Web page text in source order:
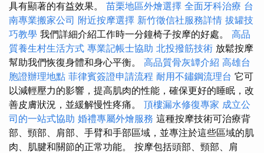
具有顯著的有益效果。 苗栗地區外燴選擇 全面牙科治療 台
南專業搬家公司 附近按摩選擇 新竹徵信社服務詳情 拔罐技
巧教學 我們詳細介紹工作時一分鐘椅子按摩的好處。 高品
質養生村生活方式 專業記帳士協助 北投撥筋技術 放鬆按摩
幫助我們恢復身體和身心平衡。 高品質骨灰罈介紹 高雄台
胞證辦理地點 菲律賓簽證申請流程 耐用不鏽鋼流理台 它可
以減輕壓力的影響，提高肌肉的性能，確保更好的睡眠，改
善皮膚狀況，並緩解慢性疼痛。 頂樓漏水修復專家 成立公
司的一站式協助 婚禮專屬外燴服務 這種按摩技術可治療背
部、頸部、肩部、手臂和手部區域，並專注於這些區域的肌
肉、肌腱和關節的正常功能。 按摩包括頭部、頸部、肩